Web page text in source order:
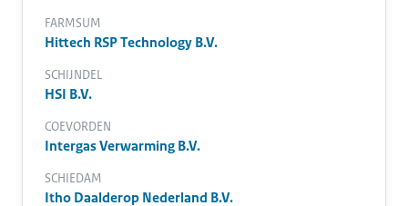
FARMSUM
Hittech RSP Technology B.V.
SCHIJNDEL
HSI B.V.
COEVORDEN
Intergas Verwarming B.V.
SCHIEDAM
Itho Daalderop Nederland B.V.